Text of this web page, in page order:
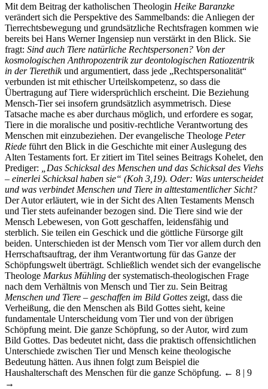
Mit dem Beitrag der katholischen Theologin Heike Baranzke
verändert sich die Perspektive des Sammelbands: die Anliegen der
Tierrechtsbewegung und grundsätzliche Rechtsfragen kommen wie
bereits bei Hans Werner Ingensiep nun verstärkt in den Blick. Sie
fragt: Sind auch Tiere natürliche Rechtspersonen? Von der
kosmologischen Anthropozentrik zur deontologischen Ratiozentrik
in der Tierethikund argumentiert, dass jede „Rechtspersonalität“
verbunden ist mit ethischer Urteilskompetenz, so dass die
Übertragung auf Tiere widersprüchlich erscheint. Die Beziehung
Mensch-Tier sei insofern grundsätzlich asymmetrisch. Diese
Tatsache mache es aber durchaus möglich, und erfordere es sogar,
Tiere in die moralische und positiv-rechtliche Verantwortung des
Menschen mit einzubeziehen. Der evangelische Theologe Peter
Riede führt den Blick in die Geschichte mit einer Auslegung des
Alten Testaments fort. Er zitiert im Titel seines Beitrags Kohelet, den
Prediger:
„Das Schicksal des Menschen und das Schicksal des Viehs
– einerlei Schicksal haben sie“ (Koh 3,19). Oder: Was unterscheidet
und was verbindet Menschen und Tiere in alttestamentlicher Sicht?
Der Autor erläutert, wie in der Sicht des Alten Testaments Mensch
und Tier stets aufeinander bezogen sind. Die Tiere sind wie der
Mensch Lebewesen, von Gott geschaffen, leidensfähig und
sterblich. Sie teilen ein Geschick und die göttliche Fürsorge gilt
beiden. Unterschieden ist der Mensch vom Tier vor allem durch den
Herrschaftsauftrag, der ihm Verantwortung für das Ganze der
Schöpfungswelt überträgt. Schließlich wendet sich der evangelische
Theologe Markus Mühling der systematisch-theologischen Frage
nach dem Verhältnis von Mensch und Tier zu. Sein Beitrag
Menschen und Tiere – geschaffen im Bild Gottes zeigt, dass die
Verheißung, die den Menschen als Bild Gottes sieht, keine
fundamentale Unterscheidung vom Tier und von der übrigen
Schöpfung meint. Die ganze Schöpfung, so der Autor, wird zum
Bild Gottes. Das bedeutet nicht, dass die praktisch offensichtlichen
Unterschiede zwischen Tier und Mensch keine theologische
Bedeutung hätten. Aus ihnen folgt zum Beispiel die
Haushalterschaft des Menschen für die ganze Schöpfung. ← 8 | 9
→